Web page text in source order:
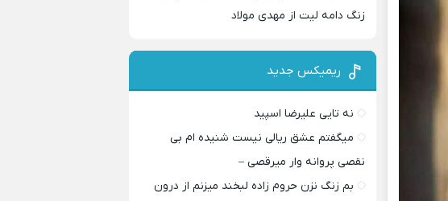
زنگ دامه لیت از مهدی مولاد
ریمیکس جدید
نه تایی علیرضا اسپید
میگفتم عشق ریالی نیست شنیده ام بی
نقصی پروانه وار میرقصی –
بم زنگ نزن حروم زاده لبخند میزنم از درون